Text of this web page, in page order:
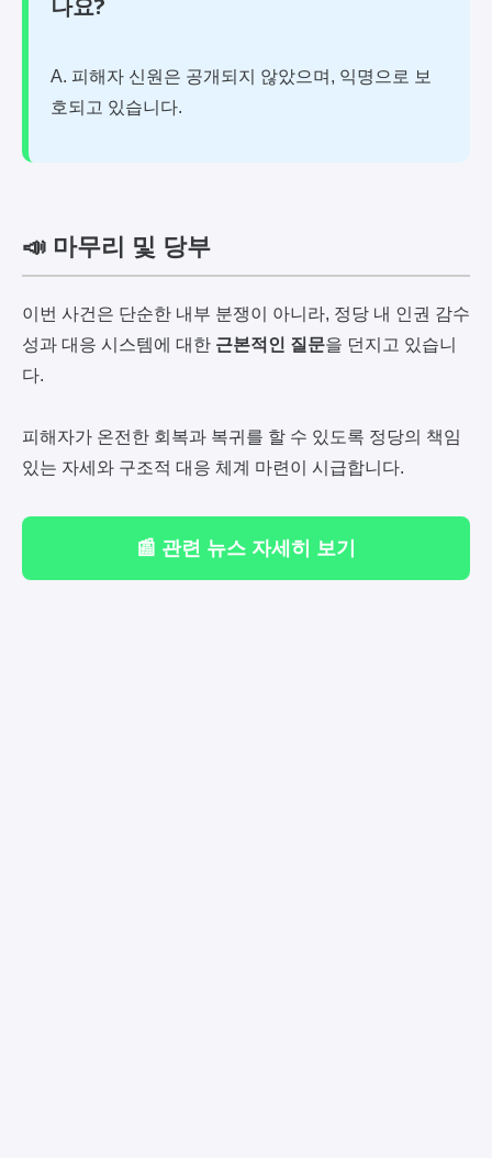
A. 피해자 신원은 공개되지 않았으며, 익명으로 보
호되고 있습니다.
📣 마무리 및 당부
이번 사건은 단순한 내부 분쟁이 아니라, 정당 내 인권 감수
성과 대응 시스템에 대한 근본적인 질문을 던지고 있습니
다.
피해자가 온전한 회복과 복귀를 할 수 있도록 정당의 책임
있는 자세와 구조적 대응 체계 마련이 시급합니다.
📰 관련 뉴스 자세히 보기